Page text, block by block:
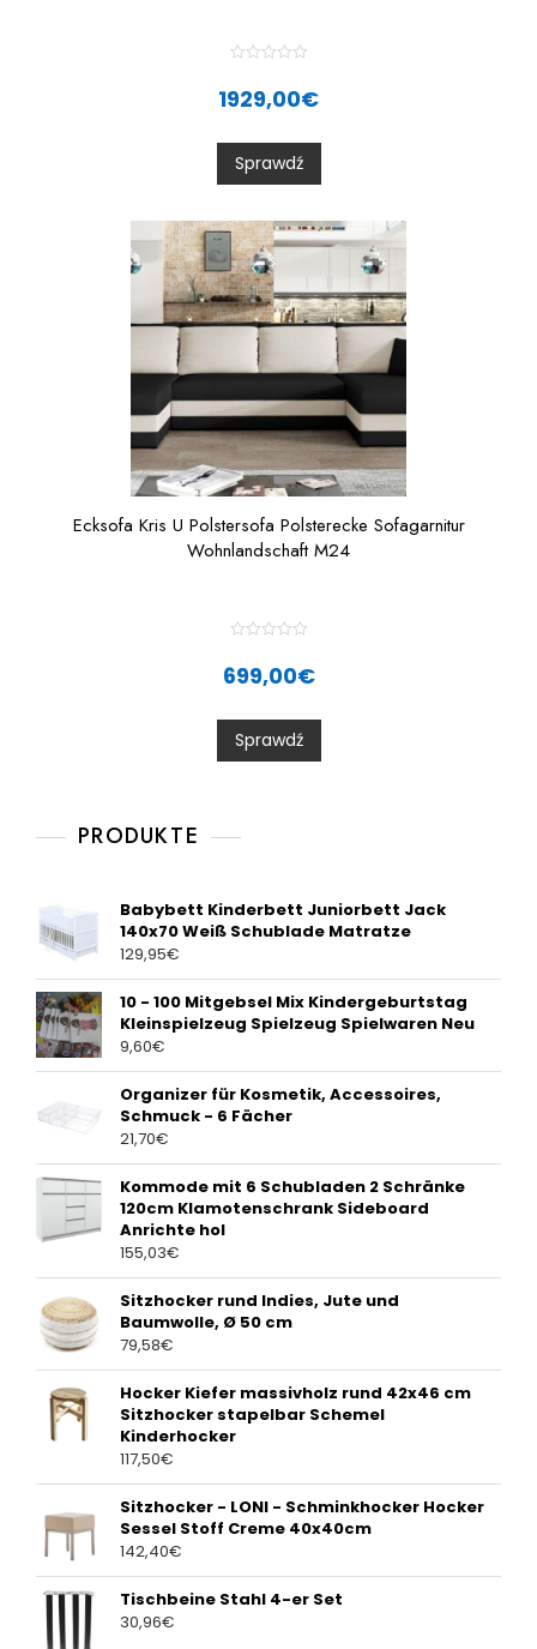
t
0
o
u
t
5
1929,00€
Sprawdź
Ecksofa Kris U Polstersofa Polsterecke Sofagarnitur
Wohnlandschaft M24
a
t
0
o
u
t
699,00€
Sprawdź
PRODUKTE
Babybett Kinderbett Juniorbett Jack
140x70 Weiß Schublade Matratze
129,95€
10 - 100 Mitgebsel Mix Kindergeburtstag
Kleinspielzeug Spielzeug Spielwaren Neu
9,60€
Organizer für Kosmetik, Accessoires,
Schmuck - 6 Fächer
21,70€
Kommode mit 6 Schubladen 2 Schränke
120cm Klamotenschrank Sideboard
Anrichte hol
155,03€
Sitzhocker rund Indies, Jute und
Baumwolle, Ø 50 cm
79,58€
Hocker Kiefer massivholz rund 42x46 cm
Sitzhocker stapelbar Schemel
Kinderhocker
117,50€
Sitzhocker - LONI - Schminkhocker Hocker
Sessel Stoff Creme 40x40cm
142,40€
Tischbeine Stahl 4-er Set
30,96€